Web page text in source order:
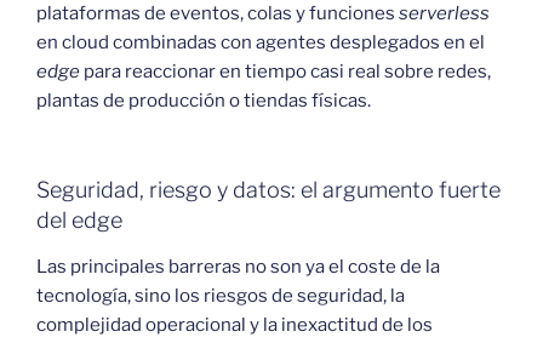
plataformas de eventos, colas y funciones serverless
en cloud combinadas con agentes desplegados en el
edge para reaccionar en tiempo casi real sobre redes,
plantas de producción o tiendas físicas.
Seguridad, riesgo y datos: el argumento fuerte
del edge
Las principales barreras no son ya el coste de la
tecnología, sino los riesgos de seguridad, la
complejidad operacional y la inexactitud de los